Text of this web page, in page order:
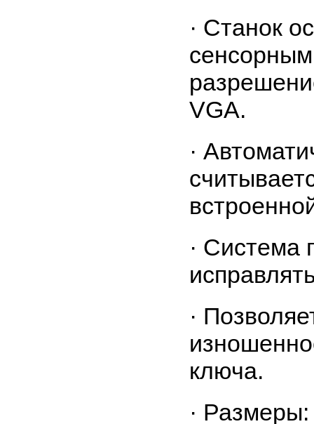
· Станок
VGA.
·
· Система
·
ключа.
·